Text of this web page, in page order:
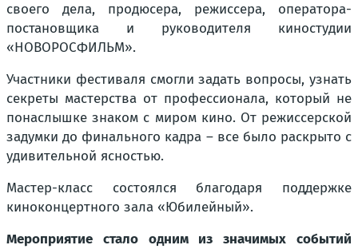
своего дела, продюсера, режиссера, оператора-
постановщика и руководителя киностудии
«НОВОРОСФИЛЬМ».
Участники фестиваля смогли задать вопросы, узнать
секреты мастерства от профессионала, который не
понаслышке знаком с миром кино. От режиссерской
задумки до финального кадра – все было раскрыто с
удивительной ясностью.
Мастер-класс состоялся благодаря поддержке
киноконцертного зала «Юбилейный».
Мероприятие стало одним из значимых событий